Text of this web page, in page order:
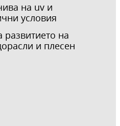
на uv и
условия
развитието на
и плесен